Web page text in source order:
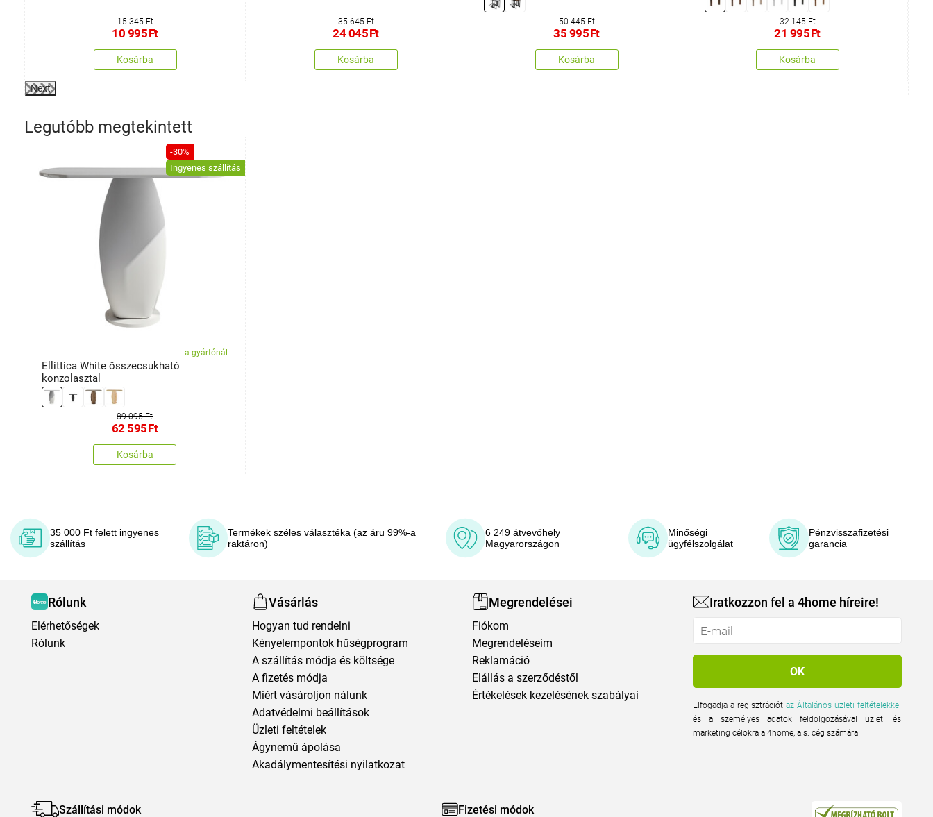
15 345 Ft
10 995Ft
Kosárba
35 645 Ft
24 045Ft
Kosárba
50 445 Ft
35 995Ft
Kosárba
32 145 Ft
21 995Ft
Kosárba
Next
Legutóbb megtekintett
-30%
Ingyenes szállítás
a gyártónál
Ellittica White ősszecsukható
konzolasztal
89 095 Ft
62 595Ft
Kosárba
35 000 Ft felett ingyenes
szállítás
Termékek széles választéka (az áru 99%-a
raktáron)
6 249 átvevőhely
Magyarországon
Minőségi
ügyfélszolgálat
Pénzvisszafizetési
garancia
Rólunk
Elérhetőségek
Rólunk
Vásárlás
Hogyan tud rendelni
Kényelempontok hűségprogram
A szállítás módja és költsége
A fizetés módja
Miért vásároljon nálunk
Adatvédelmi beállítások
Üzleti feltételek
Ágynemű ápolása
Akadálymentesítési nyilatkozat
Megrendelései
Fiókom
Megrendeléseim
Reklamáció
Elállás a szerződéstől
Értékelések kezelésének szabályai
Iratkozzon fel a 4home híreire!
Elfogadja a regisztrációtaz Általános üzleti feltételekkel
és a személyes adatok feldolgozásával üzleti és
marketing célokra a 4home, a.s. cég számára
Szállítási módok Fizetési módok